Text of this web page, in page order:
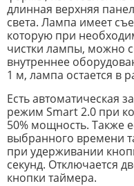
длинная верхняя
света. Лампа имеет
которую при
чистки лампы, можно
внутреннее
1 м, лампа остается в
Есть автоматическая
режим Smart 2.0 при
50% мощность. Также
выбранного времени
при удерживании
секунд. Отключается
кнопки таймера.